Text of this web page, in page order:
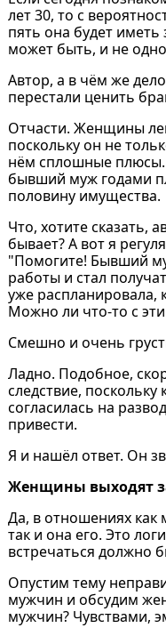
лет 30, то с
пять она будет
может быть, и не
Автор, а в чём же
перестали ценить
Отчасти. Женщины
поскольку он не
нём сплошные
бывший муж годами
половину имущества.
Что, хотите сказать,
бывает? А вот я
"Помогите! Бывший
работы и стал
уже распланировала,
Можно ли что-то с
Смешно и очень
Ладно. Подобное,
следствие,
согласилась на
привести.
Я и нашёл ответ. Он
Женщины выходят
Да, в отношениях
так и она его. Это
встречаться должно
Опустим тему
мужчин и обсудим
мужчин? Чувствами,